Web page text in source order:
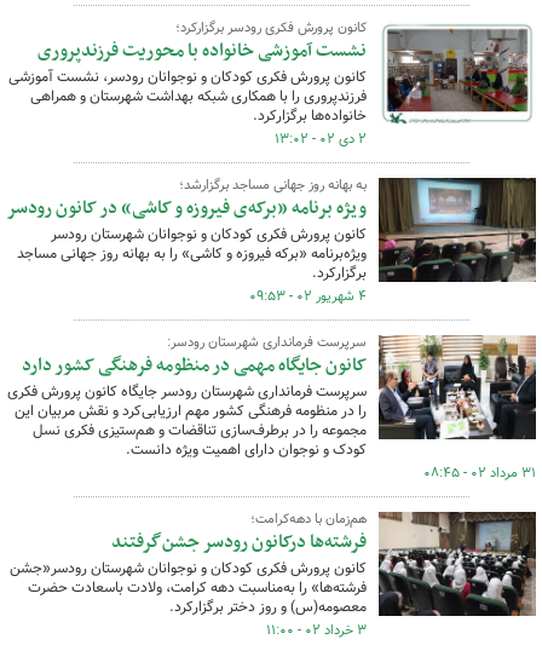
کانون پرورش فکری رودسر برگزارکرد؛
نشست آموزشی خانواده با محوریت فرزندپروری
کانون پرورش فکری کودکان و نوجوانان رودسر، نشست آموزشی
فرزندپروری را با همکاری شبکه بهداشت شهرستان و همراهی
خانواده‌ها برگزارکرد.
۲ دی ۰۲ - ۱۳:۰۲
به بهانه روز جهانی مساجد برگزارشد؛
ویژه برنامه «برکه‌ی فیروزه و کاشی» در کانون رودسر
کانون پرورش فکری کودکان و نوجوانان شهرستان رودسر
ویژه‌برنامه «برکه‌ فیروزه و کاشی» را به بهانه روز جهانی مساجد
برگزارکرد.
۴ شهریور ۰۲ - ۰۹:۵۳
سرپرست فرمانداری شهرستان رودسر:
کانون جایگاه مهمی در منظومه فرهنگی کشور دارد
سرپرست فرمانداری شهرستان رودسر جایگاه کانون پرورش فکری
را در منظومه فرهنگی کشور مهم ارزیابی‌کرد و نقش مربیان این
مجموعه را در برطرف‌سازی تناقضات و هم‌ستیزی فکری نسل
کودک و نوجوان دارای اهمیت ویژه دانست.
۳۱ مرداد ۰۲ - ۰۸:۴۵
هم‌زمان با دهه‌کرامت؛
فرشته‌ها درکانون رودسر جشن‌گرفتند
کانون پرورش فکری کودکان و نوجوانان شهرستان رودسر«جشن
فرشته‌ها» را به‌مناسبت دهه کرامت، ولادت باسعادت حضرت
معصومه(س) و روز دختر برگزارکرد.
۳ خرداد ۰۲ - ۱۱:۰۰